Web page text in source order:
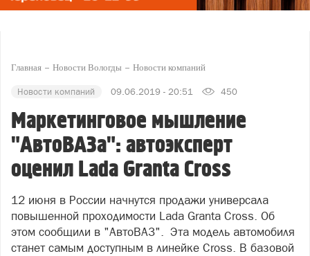
Главная Новости Вологды Новости компаний
Новости компаний 09.06.2019 - 20:51 450
Маркетинговое мышление
"АвтоВАЗа": автоэксперт
оценил Lada Granta Cross
12 июня в России начнутся продажи универсала
повышенной проходимости Lada Granta Cross. Об
этом сообщили в "АвтоВАЗ". Эта модель автомобиля
станет самым доступным в линейке Cross. В базовой